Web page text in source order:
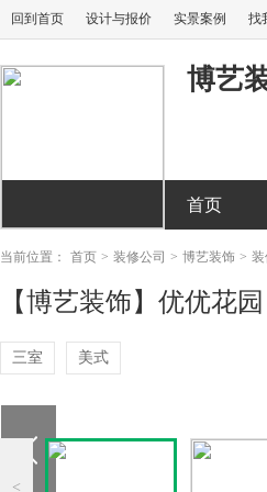
回到首页 设计与报价 实景案例 找
博艺
首页
当前位置： 首页 > 装修公司 > 博艺装饰 > 装
【博艺装饰】优优花园
三室 美式
<